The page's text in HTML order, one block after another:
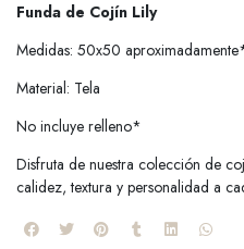
Funda de Cojín Lily
Medidas: 50x50
Material: Tela
No incluye relleno*
Disfruta de nuestra colección de
calidez, textura y personalidad a